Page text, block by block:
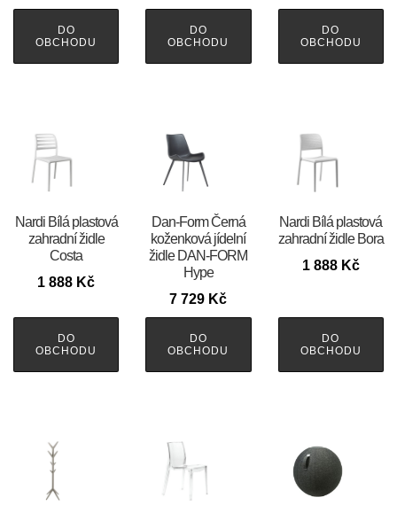
DO
OBCHODU
DO
OBCHODU
DO
OBCHODU
Nardi Bílá plastová
zahradní židle
Costa
1 888 Kč
DO
OBCHODU
​​​​​Dan-Form Černá
koženková jídelní
židle DAN-FORM
Hype
7 729 Kč
DO
OBCHODU
Nardi Bílá plastová
zahradní židle Bora
1 888 Kč
DO
OBCHODU